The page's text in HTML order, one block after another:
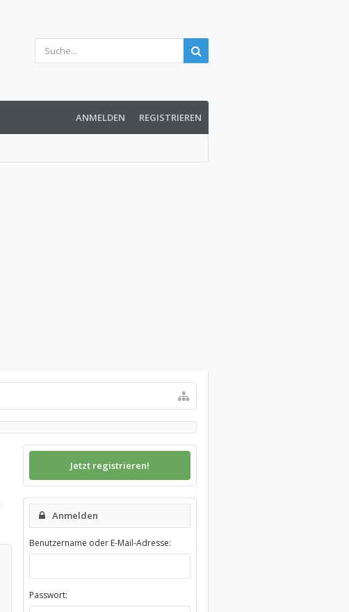
ANMELDEN REGISTRIEREN
Jetzt registrieren!
Anmelden
Benutzername oder E-Mail-Adresse:
Passwort: